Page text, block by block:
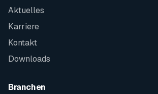
Aktuelles
Karriere
Kontakt
Downloads
Branchen